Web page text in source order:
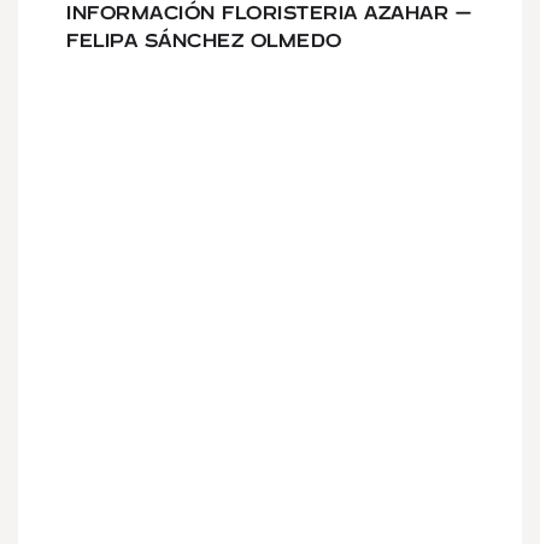
INFORMACIÓN FLORISTERIA AZAHAR –
FELIPA SÁNCHEZ OLMEDO